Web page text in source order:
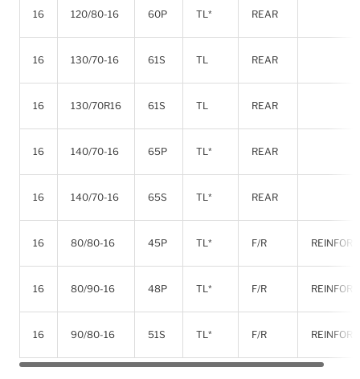
16 120/80-16 60P TL* REAR
16 130/70-16 61S TL REAR
16 130/70R16 61S TL REAR
16 140/70-16 65P TL* REAR
16 140/70-16 65S TL* REAR
16 80/80-16 45P TL* F/R
16 80/90-16 48P TL* F/R
16 90/80-16 51S TL* F/R